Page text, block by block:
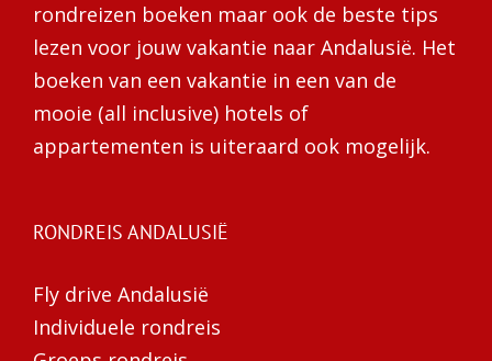
rondreizen boeken maar ook de beste tips
lezen voor jouw vakantie naar Andalusië. Het
boeken van een vakantie in een van de
mooie (all inclusive) hotels of
appartementen is uiteraard ook mogelijk.
RONDREIS ANDALUSIË
Fly drive Andalusië
Individuele rondreis